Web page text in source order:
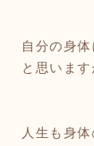
自分の身
と思いま
人生も身